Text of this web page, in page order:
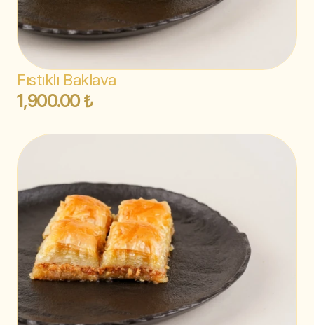
Fıstıklı Baklava
1,900.00 ₺